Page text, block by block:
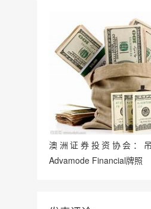
澳洲证券投资协会：
Advamode Financial牌照